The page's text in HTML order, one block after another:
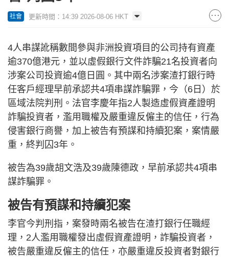
社會 更新時間：14:39 2026-08-06 HKT
4人串謀訛稱數間參與非洲投資項目的公司持有資產
逾370億港元，並以虛假銀行文件詐騙21名投資者向
涉案公司投資逾4億日圓。其中兩名涉案渣打銀行時
任客戶經理早前承認共4項串謀詐騙罪，今（6日）於
區域法院判刑。法官李慶年指2人製造虛假資產證明
詐騙投資者，濫用職權及嚴重違反僱主的信任，行為
侵害銀行商譽，加上被告有預謀和持續犯案，案情嚴
重，終判囚3年。
被告為39歲胡文浩及39歲陳德政，早前承認共4項串
謀詐騙罪。
被告有預謀和持續犯案
李官今判刑指，案發時兩名被告在渣打銀行任職經
理，2人濫用職權發出虛假資產證明，詐騙投資者，
被告嚴重違反僱主的信任，亦嚴重違反投資者對銀行